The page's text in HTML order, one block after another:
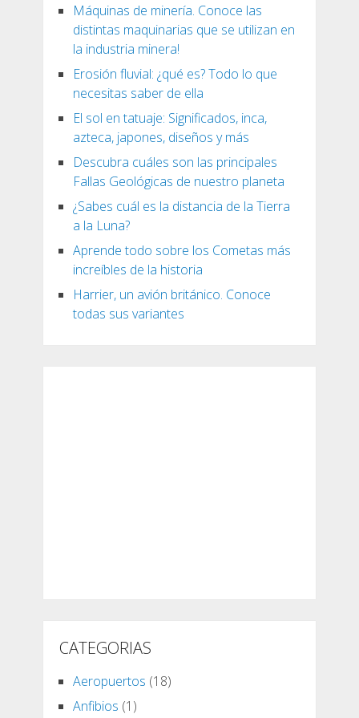
Máquinas de minería. Conoce las
distintas maquinarias que se utilizan en
la industria minera!
Erosión fluvial: ¿qué es? Todo lo que
necesitas saber de ella
El sol en tatuaje: Significados, inca,
azteca, japones, diseños y más
Descubra cuáles son las principales
Fallas Geológicas de nuestro planeta
¿Sabes cuál es la distancia de la Tierra
a la Luna?
Aprende todo sobre los Cometas más
increíbles de la historia
Harrier, un avión británico. Conoce
todas sus variantes
CATEGORIAS
Aeropuertos (18)
Anfibios (1)